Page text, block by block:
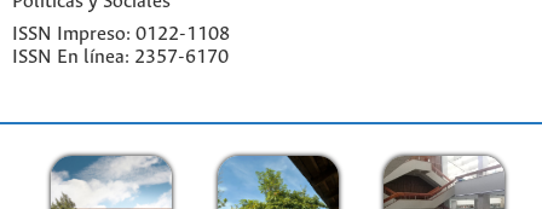
ISSN Impreso: 0122-1108
ISSN En línea: 2357-6170